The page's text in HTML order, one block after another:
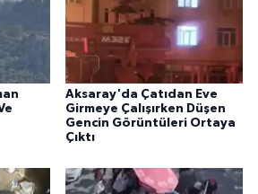
Aksaray'da Çatıdan Eve
Girmeye Çalışırken Düşen
Gencin Görüntüleri Ortaya
Çıktı